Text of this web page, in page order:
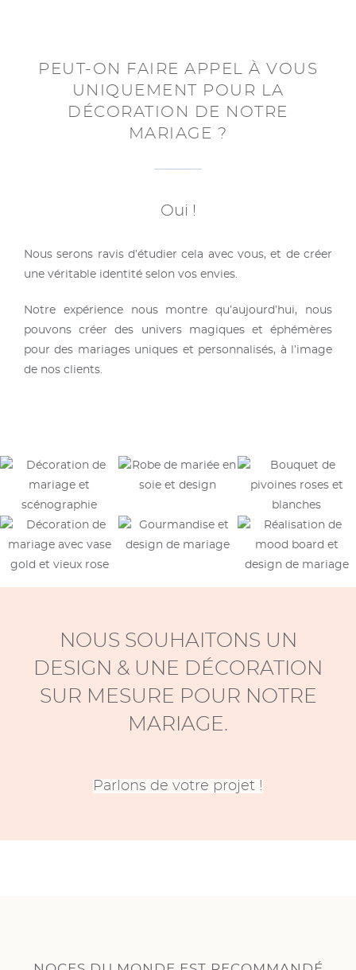
PEUT-ON FAIRE APPEL À VOUS
UNIQUEMENT POUR LA
DÉCORATION DE NOTRE
MARIAGE ?
Oui !
Nous serons ravis d’étudier cela avec vous, et de créer
une véritable identité selon vos envies.
Notre expérience nous montre qu’aujourd’hui, nous
pouvons créer des univers magiques et éphémères
pour des mariages uniques et personnalisés, à l’image
de nos clients.
NOUS SOUHAITONS UN
DESIGN & UNE DÉCORATION
SUR MESURE POUR NOTRE
MARIAGE.
Parlons de votre projet !